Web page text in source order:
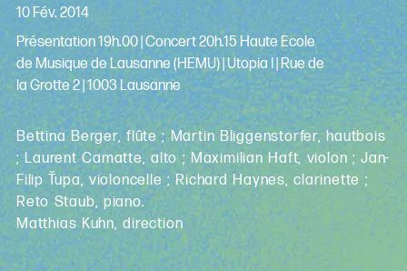
10 Fév. 2014
Présentation 19h.00 | Concert 20h.15 Haute Ecole
de Musique de Lausanne (HEMU) | Utopia I | Rue de
la Grotte 2 | 1003 Lausanne
Bettina Berger, flûte ; Martin Bliggenstorfer, hautbois
; Laurent Camatte, alto ; Maximilian Haft, violon ; Jan-
Filip Ťupa, violoncelle ; Richard Haynes, clarinette ;
Reto Staub, piano.
Matthias Kuhn, direction